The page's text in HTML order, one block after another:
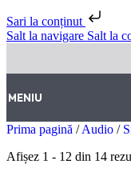
Sari la conținut
Salt la navigare Salt la
MENIU
Prima pagină / Audio /
Afișez 1 - 12 din 14